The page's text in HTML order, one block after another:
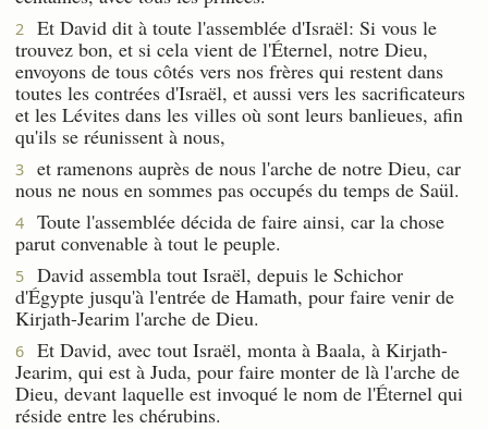
2
Et David dit à toute l'assemblée d'Israël: Si vous le
trouvez bon, et si cela vient de l'Éternel, notre Dieu,
envoyons de tous côtés vers nos frères qui restent dans
toutes les contrées d'Israël, et aussi vers les sacrificateurs
et les Lévites dans les villes où sont leurs banlieues, afin
qu'ils se réunissent à nous,
3
et ramenons auprès de nous l'arche de notre Dieu, car
nous ne nous en sommes pas occupés du temps de Saül.
4
Toute l'assemblée décida de faire ainsi, car la chose
parut convenable à tout le peuple.
5
David assembla tout Israël, depuis le Schichor
d'Égypte jusqu'à l'entrée de Hamath, pour faire venir de
Kirjath-Jearim l'arche de Dieu.
6
Et David, avec tout Israël, monta à Baala, à Kirjath-
Jearim, qui est à Juda, pour faire monter de là l'arche de
Dieu, devant laquelle est invoqué le nom de l'Éternel qui
réside entre les chérubins.